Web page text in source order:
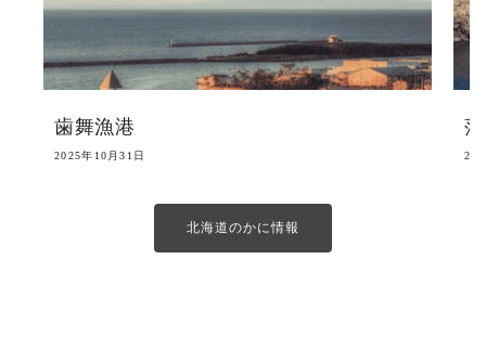
歯舞漁港
2025年10月31日
北海道のかに情報